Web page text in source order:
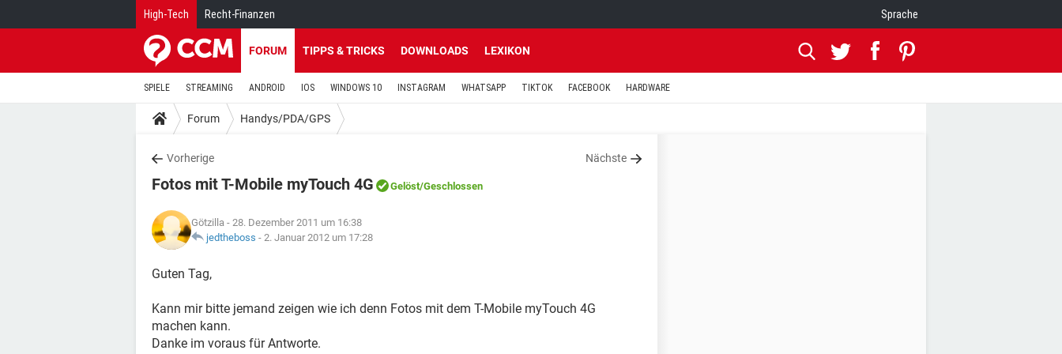
High-Tech Recht-Finanzen Sprache
FORUM TIPPS & TRICKS DOWNLOADS LEXIKON
SPIELE STREAMING ANDROID IOS WINDOWS 10 INSTAGRAM WHATSAPP TIKTOK FACEBOOK HARDWARE
Forum Handys/PDA/GPS
Vorherige Nächste
Fotos mit T-Mobile myTouch 4G Gelöst/Geschlossen
Götzilla - 28. Dezember 2011 um 16:38
jedtheboss - 2. Januar 2012 um 17:28
Guten Tag,
Kann mir bitte jemand zeigen wie ich denn Fotos mit dem T-Mobile myTouch 4G
machen kann.
Danke im voraus für Antworte.